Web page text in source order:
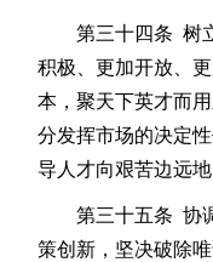
第三十四条 树立
积极、更加开放、
本，聚天下英才而
分发挥市场的决定
导人才向艰苦边远
第三十五条 协调
策创新，坚决破除